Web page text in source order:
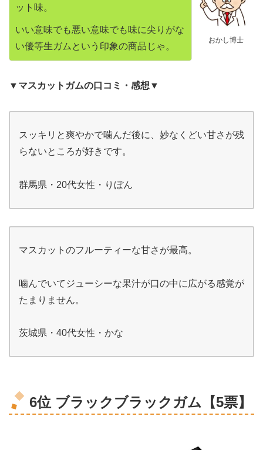
おかし博士
ット味。
いい意味でも悪い意味でも味に尖りがな
い優等生ガムという印象の商品じゃ。
▼マスカットガムの口コミ・感想▼
スッキリと爽やかで噛んだ後に、妙なくどい甘さが残
らないところが好きです。
群馬県・20代女性・りぼん
マスカットのフルーティーな甘さが最高。
噛んでいてジューシーな果汁が口の中に広がる感覚が
たまりません。
茨城県・40代女性・かな
6位 ブラックブラックガム【5票】